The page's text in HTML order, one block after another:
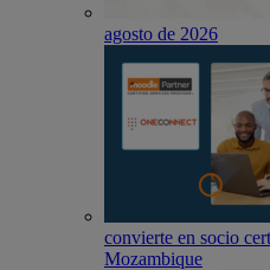
agosto de 2026
convierte en socio
Mozambique